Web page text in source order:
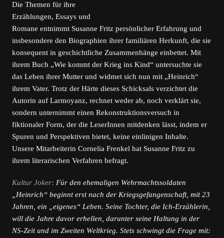
Die Themen für ihre
Erzählungen, Essays und
Romane entnimmt Susanne Fritz persönlicher Erfahrung und
insbesondere den Biographien ihrer familiären Herkunft, die sie
konsequent in geschichtliche Zusammenhänge einbettet. Mit
ihrem Buch „Wie kommt der Krieg ins Kind“ untersuchte sie
das Leben ihrer Mutter und widmet sich nun mit „Heinrich“
ihrem Vater. Trotz der Härte dieses Schicksals verzichtet die
Autorin auf Larmoyanz, rechnet weder ab, noch verklärt sie,
sondern unternimmt einen Rekonstruktionsversuch in
fiktionaler Form, der die LeserInnen mitdenken lässt, indem er
Spuren und Perspektiven bietet, keine einlinigen Inhalte.
Unsere Mitarbeiterin Cornelia Frenkel hat Susanne Fritz zu
ihrem literarischen Verfahren befragt.
Kultur Joker: Für den ehemaligen Wehrmachtssoldaten
„Heinrich“ beginnt erst nach der Kriegsgefangenschaft, mit 23
Jahren, ein „eigenes“ Leben. Seine Tochter, die Ich-Erzählerin,
will die Jahre davor erhellen, darunter seine Haltung in der
NS-Zeit und im Zweiten Weltkrieg. Stets schwingt die Frage mit: